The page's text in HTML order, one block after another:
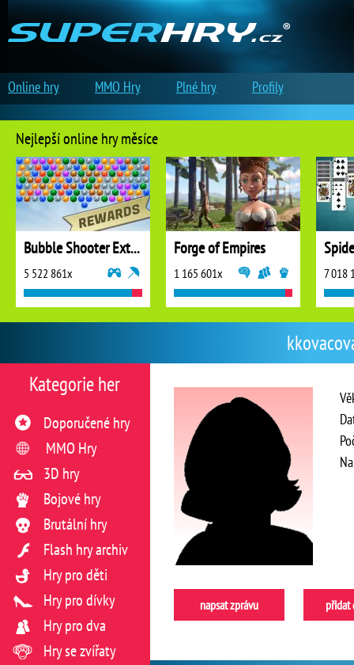
napsat zprávu přidat
Kategorie her
Doporučené hry
MMO Hry
3D hry
Bojové hry
Brutální hry
Flash hry archiv
Hry pro děti
Hry pro dívky
Hry pro dva
Hry se zvířaty
Nejlepší online hry měsíce
Bubble Shooter Extreme
5 522 861x
Forge of Empires
1 165 601x 7 018
Online hry MMO Hry Plné hry Profily